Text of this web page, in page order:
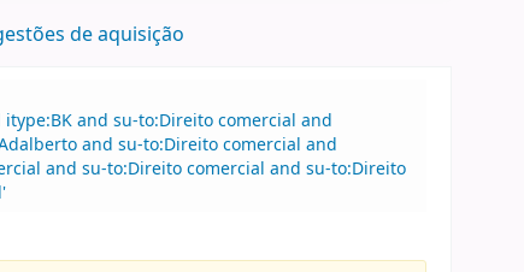
de aquisição
and su-to:Direito comercial and
and su-to:Direito comercial and
and su-to:Direito comercial and su-to:Direito